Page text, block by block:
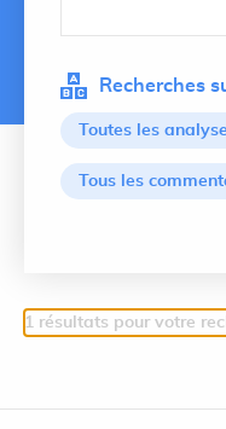
Recherches
Toutes les
Tous les
1 résultats pour votre